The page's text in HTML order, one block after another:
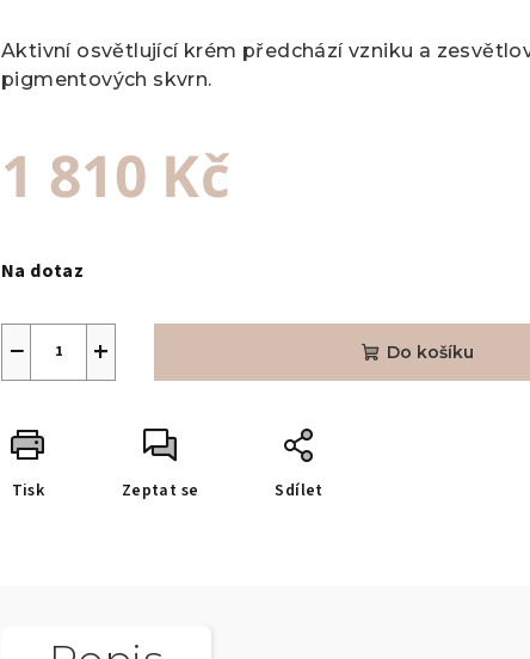
Aktivní osvětlující krém předchází vzniku a
pigmentových skvrn.
1 810 Kč
cena:
Na dotaz
+
− Do košíku
Tisk Zeptat se Sdílet